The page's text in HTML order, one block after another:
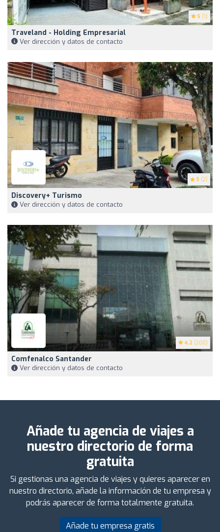
5 (1)
Traveland - Holding Empresarial
Ver dirección y datos de contacto
5 (2)
Discovery+ Turismo
Ver dirección y datos de contacto
4.2 (200)
Comfenalco Santander
Ver dirección y datos de contacto
Añade tu agencia de viajes a
nuestro directorio de forma
gratuita
Si gestionas una agencia de viajes y quieres aparecer en
nuestro directorio, añade la información de tu empresa y
podrás aparecer de forma totalmente gratuita.
Añade tu empresa gratis